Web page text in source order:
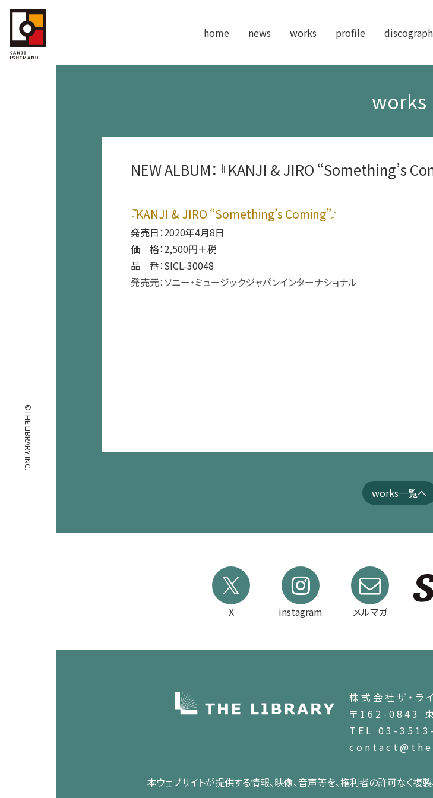
home news works profile
works
NEW ALBUM： 『KANJI & JIRO “Something’s
『KANJI & JIRO “Something’s Coming”』
発売日：2020年4月8日
価 格：2,500円＋税
品 番：SICL-30048
発売元：ソニー・ミュージックジャパンインターナショナル
works一覧へ
X instagram メルマガ
株式会社ザ・ラ
〒162-0843
TEL 03-
本ウェブサイトが提供する情報、映像、音声等を、権利者の許可なく複
©THE LIBRARY INC.